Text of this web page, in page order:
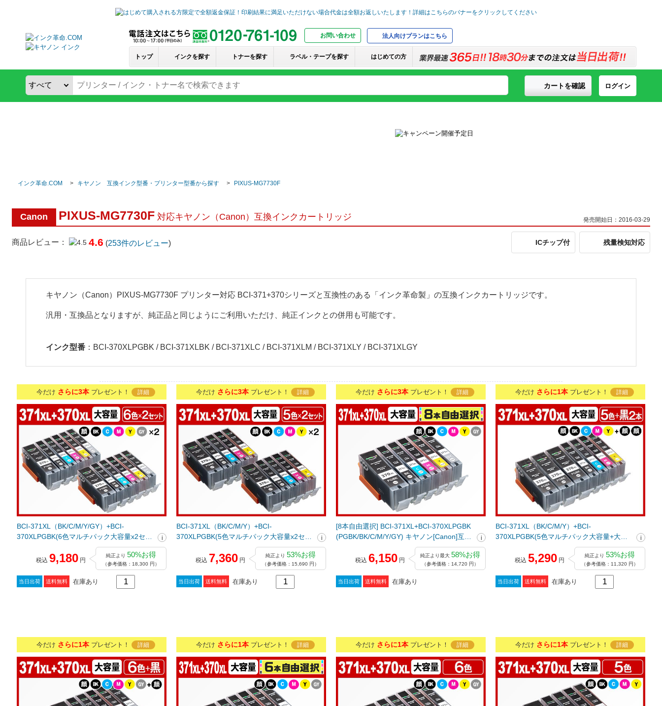
お問い合わせ 法人向けプランはこちら
トップ インクを探す トナーを探す ラベル・テープを探す はじめての方
ログイン
カートを確認
インク革命.COM キヤノン 互換インク型番・プリンター型番から探す PIXUS-MG7730F
Canon PIXUS-MG7730F 対応キヤノン（Canon）互換インクカートリッジ 発売開始日：2016-03-29
商品レビュー： 4.6 (253件のレビュー) ICチップ付 残量検知対応
キヤノン（Canon）PIXUS-MG7730F プリンター対応 BCI-371+370シリーズと互換性のある「インク革命製」の互換インクカートリッジです。
汎用・互換品となりますが、純正品と同じようにご利用いただけ、純正インクとの併用も可能です。
インク型番 ：BCI-370XLPGBK / BCI-371XLBK / BCI-371XLC / BCI-371XLM / BCI-371XLY / BCI-371XLGY
今だけ さらに3本プレゼント！ 詳細
BCI-371XL（BK/C/M/Y/GY）+BCI-
370XLPGBK(6色マルチパック大容量x2セッ
ト) キヤノン[Canon]互換インクカートリッ
税込 9,180 円
純正より 50%お得
（参考価格：18,300 円）
当日出荷 送料無料 在庫あり
今だけ さらに3本プレゼント！ 詳細
BCI-371XL（BK/C/M/Y）+BCI-
370XLPGBK(5色マルチパック大容量x2セッ
ト) キヤノン[Canon]互換インクカートリッ
税込 7,360 円
純正より 53%お得
（参考価格：15,690 円）
当日出荷 送料無料 在庫あり
今だけ さらに3本プレゼント！ 詳細
[8本自由選択] BCI-371XL+BCI-370XLPGBK
(PGBK/BK/C/M/Y/GY) キヤノン[Canon]互換
税込 6,150 円
純正より最大 58%お得
（参考価格：14,720 円）
当日出荷 送料無料 在庫あり
今だけ さらに1本プレゼント！ 詳細
BCI-371XL（BK/C/M/Y）+BCI-
370XLPGBK(5色マルチパック大容量+大容
量顔料ブラック2個) キヤノン[Canon]互換イ
ンクカートリッジ
税込 5,290 円
純正より 53%お得
（参考価格：11,320 円）
当日出荷 送料無料 在庫あり
今だけ さらに1本プレゼント！ 詳細 今だけ さらに1本プレゼント！ 詳細 今だけ さらに1本プレゼント！ 詳細 今だけ さらに1本プレゼント！ 詳細